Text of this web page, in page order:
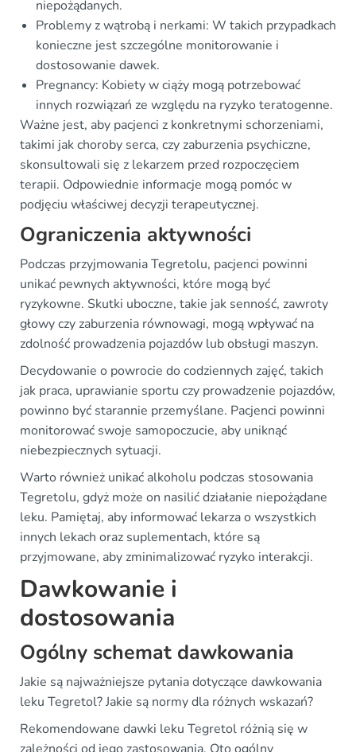
niepożądanych.
Problemy z wątrobą i nerkami: W takich przypadkach
konieczne jest szczególne monitorowanie i
dostosowanie dawek.
Pregnancy: Kobiety w ciąży mogą potrzebować
innych rozwiązań ze względu na ryzyko teratogenne.
Ważne jest, aby pacjenci z konkretnymi schorzeniami,
takimi jak choroby serca, czy zaburzenia psychiczne,
skonsultowali się z lekarzem przed rozpoczęciem
terapii. Odpowiednie informacje mogą pomóc w
podjęciu właściwej decyzji terapeutycznej.
Ograniczenia aktywności
Podczas przyjmowania Tegretolu, pacjenci powinni
unikać pewnych aktywności, które mogą być
ryzykowne. Skutki uboczne, takie jak senność, zawroty
głowy czy zaburzenia równowagi, mogą wpływać na
zdolność prowadzenia pojazdów lub obsługi maszyn.
Decydowanie o powrocie do codziennych zajęć, takich
jak praca, uprawianie sportu czy prowadzenie pojazdów,
powinno być starannie przemyślane. Pacjenci powinni
monitorować swoje samopoczucie, aby uniknąć
niebezpiecznych sytuacji.
Warto również unikać alkoholu podczas stosowania
Tegretolu, gdyż może on nasilić działanie niepożądane
leku. Pamiętaj, aby informować lekarza o wszystkich
innych lekach oraz suplementach, które są
przyjmowane, aby zminimalizować ryzyko interakcji.
Dawkowanie i
dostosowania
Ogólny schemat dawkowania
Jakie są najważniejsze pytania dotyczące dawkowania
leku Tegretol? Jakie są normy dla różnych wskazań?
Rekomendowane dawki leku Tegretol różnią się w